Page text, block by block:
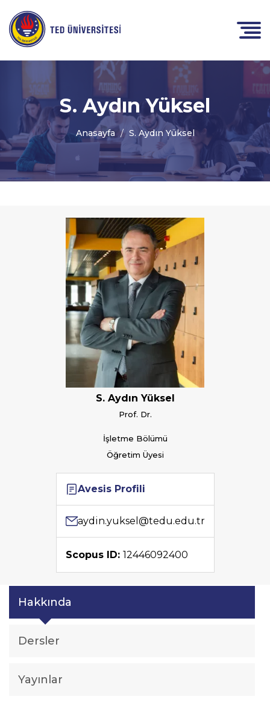
S. Aydın Yüksel
Anasayfa S. Aydın Yüksel
S. Aydın Yüksel
Prof. Dr.
İşletme Bölümü
Öğretim Üyesi
Avesis Profili
aydin.yuksel@tedu.edu.tr
Scopus ID: 12446092400
Hakkında
Dersler
Yayınlar